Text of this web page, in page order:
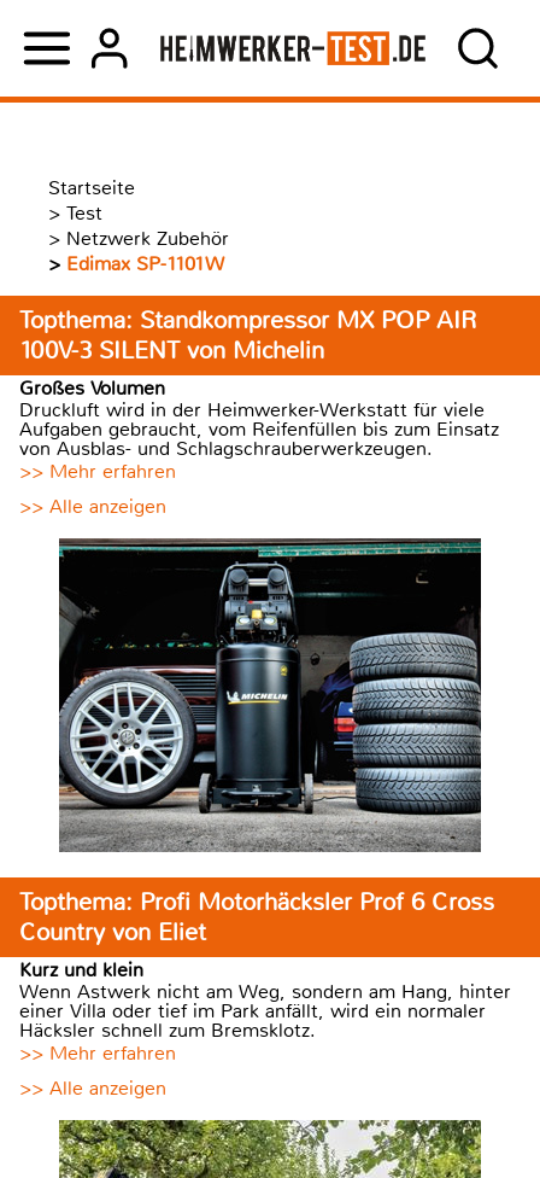
Startseite
> Test
> Netzwerk Zubehör
> Edimax SP-1101W
Topthema: Standkompressor MX POP AIR
100V-3 SILENT von Michelin
Großes Volumen
Druckluft wird in der Heimwerker-Werkstatt für viele
Aufgaben gebraucht, vom Reifenfüllen bis zum Einsatz
von Ausblas- und Schlagschrauberwerkzeugen.
>> Mehr erfahren
>> Alle anzeigen
Topthema: Profi Motorhäcksler Prof 6 Cross
Country von Eliet
Kurz und klein
Wenn Astwerk nicht am Weg, sondern am Hang, hinter
einer Villa oder tief im Park anfällt, wird ein normaler
Häcksler schnell zum Bremsklotz.
>> Mehr erfahren
>> Alle anzeigen